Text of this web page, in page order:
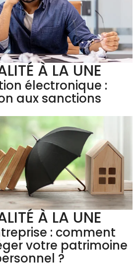
À LA UNE
électronique :
aux sanctions
À LA UNE
: comment
votre patrimoine
?